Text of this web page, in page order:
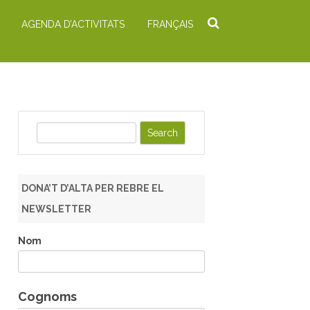
AGENDA D’ACTIVITATS FRANÇAIS
h
DONA’T D’ALTA PER REBRE EL
NEWSLETTER
Nom
Cognoms